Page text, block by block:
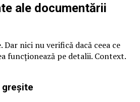
ale documentării
nici nu verifică dacă ceea ce
funcționează pe detalii. Context.